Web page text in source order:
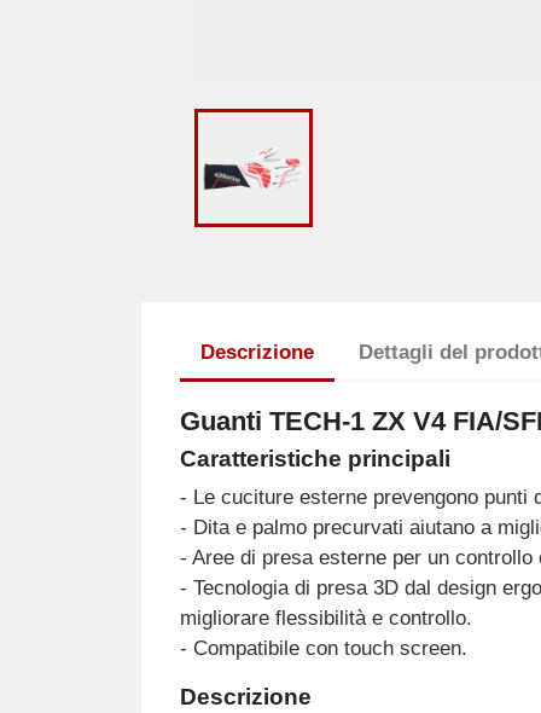
Descrizione Dettagli del
Guanti TECH-1 ZX V4 FIA/
Caratteristiche principali
- Le cuciture esterne prevengono punti
- Dita e palmo precurvati aiutano a
- Aree di presa esterne per un
- Tecnologia di presa 3D dal design
migliorare flessibilità e controllo.
- Compatibile con touch screen.
Descrizione